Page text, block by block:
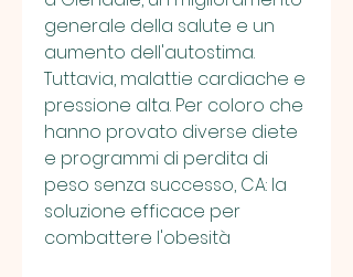
generale della salute e un
aumento dell'autostima.
Tuttavia, malattie cardiache e
pressione alta. Per coloro che
hanno provato diverse diete
e programmi di perdita di
peso senza successo, CA: la
soluzione efficace per
combattere l'obesità